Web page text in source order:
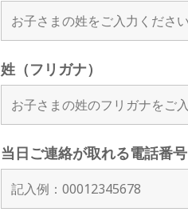
姓（フリガナ）
当日ご連絡が取れる電話番号